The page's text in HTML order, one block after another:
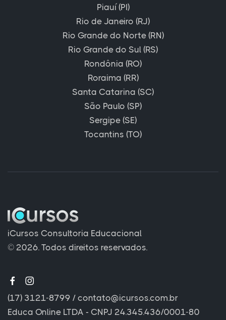
Piauí (PI)
Rio de Janeiro (RJ)
Rio Grande do Norte (RN)
Rio Grande do Sul (RS)
Rondônia (RO)
Roraima (RR)
Santa Catarina (SC)
São Paulo (SP)
Sergipe (SE)
Tocantins (TO)
iCursos Consultoria Educacional
© 2026. Todos direitos reservados.
(17) 3121-8799 / contato@icursos.com.br
Educa Online LTDA - CNPJ 24.345.436/0001-80